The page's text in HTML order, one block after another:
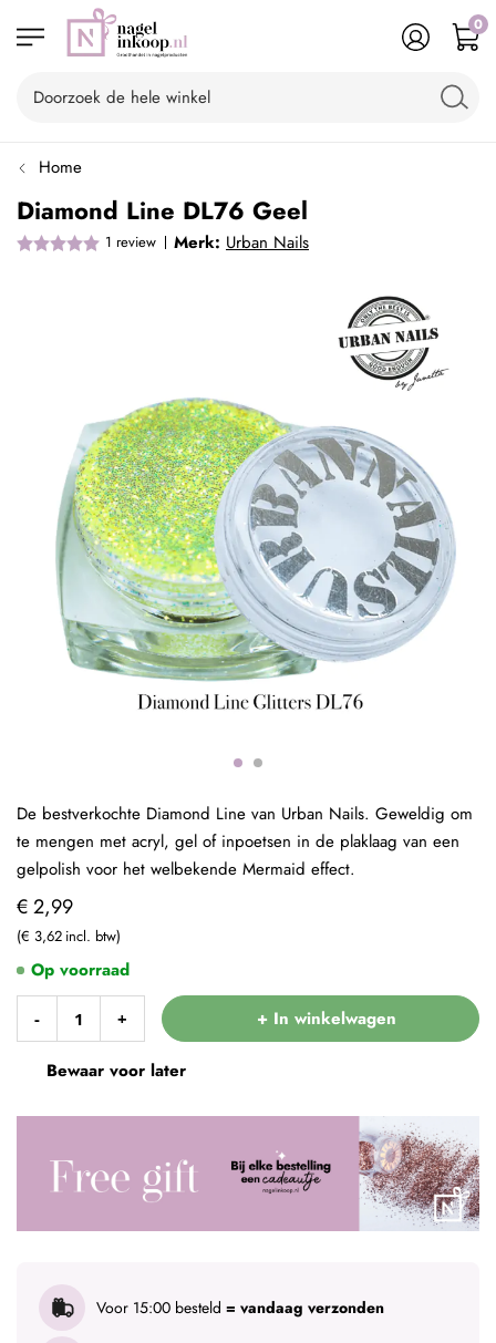
0
Home
Diamond Line DL76 Geel
1 review Merk: Urban Nails
€ 2,99
€ 3,62
- + + In winkelwagen
Bewaar voor later
Voor 15:00 besteld = vandaag verzonden
Op voorraad
De bestverkochte Diamond Line van Urban Nails. Geweldig om
te mengen met acryl, gel of inpoetsen in de plaklaag van een
gelpolish voor het welbekende Mermaid effect.